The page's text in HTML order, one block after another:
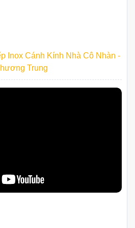
Inox Cánh Kính Nhà Cô Nhàn -
Trung